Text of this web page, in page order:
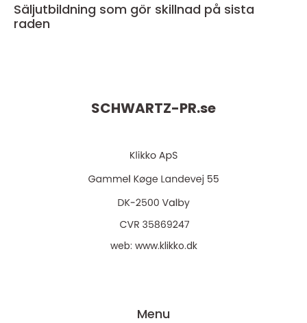
Säljutbildning som gör skillnad på sista
raden
SCHWARTZ-PR.se
web: www.klikko.dk
Menu